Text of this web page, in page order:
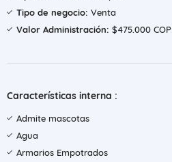
Tipo de negocio: Venta
Valor Administración: $475.000 COP
Características interna :
Admite mascotas
Agua
Armarios Empotrados